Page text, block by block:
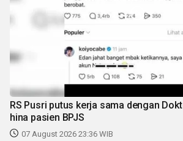
RS Pusri putus kerja sama dengan
hina pasien BPJS
07 August 2026 23:36 WIB